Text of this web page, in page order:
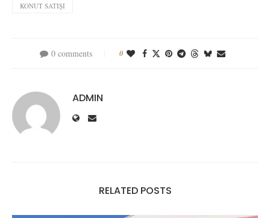
KONUT SATIŞI
0 comments 0
ADMIN
RELATED POSTS